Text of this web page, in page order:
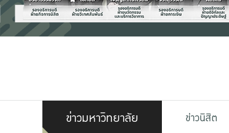
ข่าวมหาวิทยาลัย ข่าวนิสิต